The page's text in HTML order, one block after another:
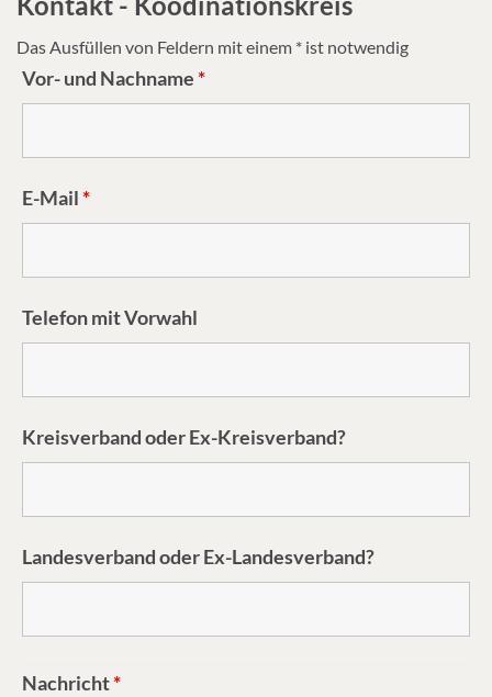
Das Ausfüllen von Feldern mit einem * ist notwendig
Vor- und Nachname*
E-Mail*
Telefon mit Vorwahl
Kreisverband oder Ex-Kreisverband?
Landesverband oder Ex-Landesverband?
Nachricht*